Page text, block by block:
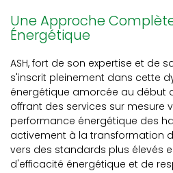
Une Approche
Énergétique
ASH, fort de son expertise et de
s'inscrit pleinement dans cette
énergétique amorcée au début
offrant des services sur mesure
performance énergétique des
activement à la transformation
vers des standards plus élevés
d'efficacité énergétique et de